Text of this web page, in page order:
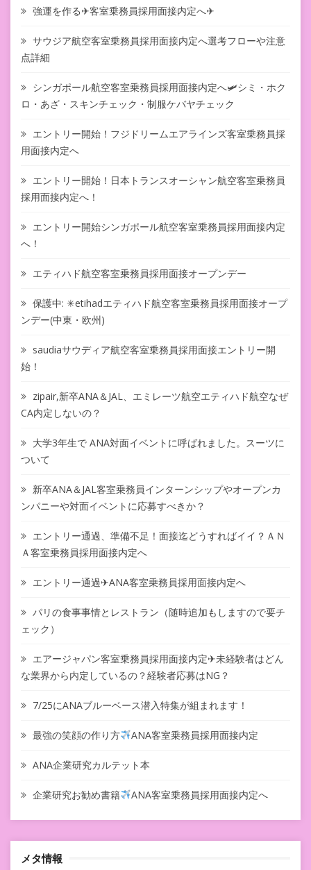
強運を作る✈客室乗務員採用面接内定へ✈
サウジア航空客室乗務員採用面接内定へ選考フローや注意
点詳細
シンガポール航空客室乗務員採用面接内定へ🛩シミ・ホク
ロ・あざ・スキンチェック・制服ケバヤチェック
エントリー開始！フジドリームエアラインズ客室乗務員採
用面接内定へ
エントリー開始！日本トランスオーシャン航空客室乗務員
採用面接内定へ！
エントリー開始シンガポール航空客室乗務員採用面接内定
へ！
エティハド航空客室乗務員採用面接オープンデー
保護中: ✳︎etihadエティハド航空客室乗務員採用面接オープ
ンデー(中東・欧州)
saudiaサウディア航空客室乗務員採用面接エントリー開
始！
zipair,新卒ANA＆JAL、エミレーツ航空エティハド航空なぜ
CA内定しないの？
大学3年生で ANA対面イベントに呼ばれました。スーツに
ついて
新卒ANA＆JAL客室乗務員インターンシップやオープンカ
ンパニーや対面イベントに応募すべきか？
エントリー通過、準備不足！面接迄どうすればイイ？ＡＮ
Ａ客室乗務員採用面接内定へ
エントリー通過✈ANA客室乗務員採用面接内定へ
パリの食事事情とレストラン（随時追加もしますので要チ
ェック）
エアージャパン客室乗務員採用面接内定✈未経験者はどん
な業界から内定しているの？経験者応募はNG？
7/25にANAブルーベース潜入特集が組まれます！
最強の笑顔の作り方 ANA客室乗務員採用面接内定
ANA企業研究カルテット本
企業研究お勧め書籍 ANA客室乗務員採用面接内定へ
メタ情報